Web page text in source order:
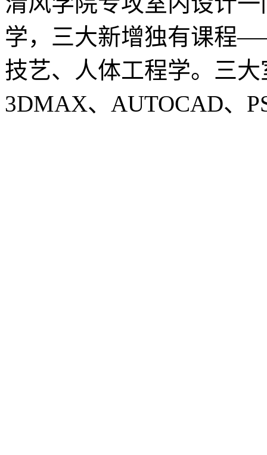
学，三大新增独有课程
技艺、人体工程学。三
3DMAX、AUTOCAD、